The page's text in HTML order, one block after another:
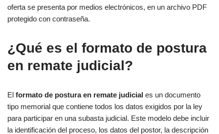
oferta se presenta por medios electrónicos, en un archivo PDF
protegido con contraseña.
¿Qué es el formato de postura
en remate judicial?
El formato de postura en remate judicial es un documento
tipo memorial que contiene todos los datos exigidos por la ley
para participar en una subasta judicial. Este modelo debe incluir
la identificación del proceso, los datos del postor, la descripción